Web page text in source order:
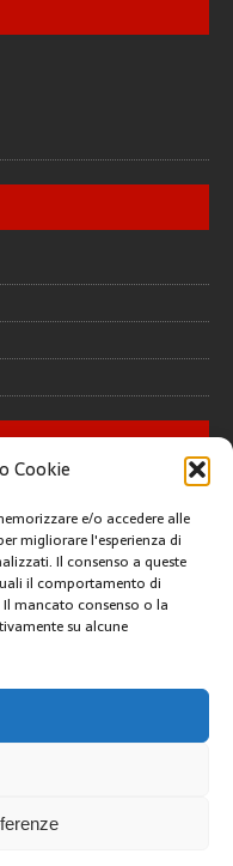
Cookie
e/o accedere alle
migliorare l'esperienza di
Il consenso a queste
il comportamento di
mancato consenso o la
su alcune
termini